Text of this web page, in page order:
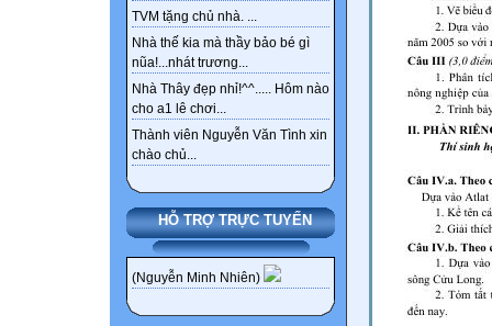
TVM tặng chủ nhà. ...
Nhà thế kia mà thầy bảo bé gì
nũa!...nhát trương...
Nhà Thây đẹp nhỉ!^^..... Hôm nào
cho a1 lê chơi...
Thành viên Nguyễn Văn Tình xin
chào chủ...
HỖ TRỢ TRỰC TUYẾN
(Nguyễn Minh Nhiên)